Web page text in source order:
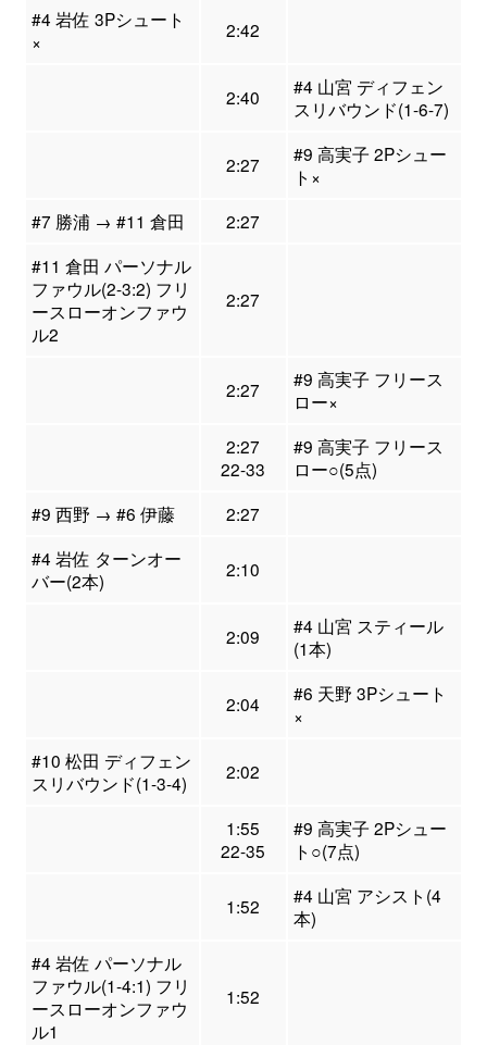
#4 岩佐 3Pシュート
×
2:42
2:40
#4 山宮 ディフェン
スリバウンド(1-6-7)
2:27
#9 高実子 2Pシュー
ト×
#7 勝浦 → #11 倉田
2:27
#11 倉田 パーソナル
ファウル(2-3:2) フリ
ースローオンファウ
ル2
2:27
2:27
#9 高実子 フリース
ロー×
2:27
22-33
#9 高実子 フリース
ロー○(5点)
#9 西野 → #6 伊藤
2:27
#4 岩佐 ターンオー
バー(2本)
2:10
2:09
#4 山宮 スティール
(1本)
2:04
#6 天野 3Pシュート
×
#10 松田 ディフェン
スリバウンド(1-3-4)
2:02
1:55
22-35
#9 高実子 2Pシュー
ト○(7点)
1:52
#4 山宮 アシスト(4
本)
#4 岩佐 パーソナル
ファウル(1-4:1) フリ
ースローオンファウ
ル1
1:52